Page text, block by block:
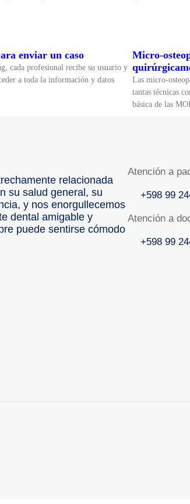
enviar un caso
cada profesional recibe su usuario y
a toda la información y datos
Micro-
Las micro-
tantas técnicas
básica de las
relacionada
su salud general, su
y nos enorgullecemos
dental amigable y
puede sentirse cómodo
Atención a
+598 99
Atención a
+598 99